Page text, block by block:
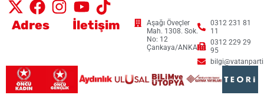
Adres
Aşağı Öveçler
Mah. 1308. Sok.
No: 12
Çankaya/ANKARA
İletişim
0312 231 81
11
0312 229 29
95